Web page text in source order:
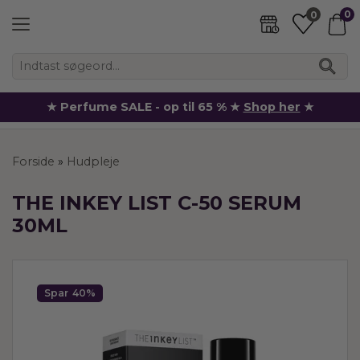
0 0
★ Perfume SALE - op til 65 % ★ Shop her ★
Forside » Hudpleje
THE INKEY LIST C-50 SERUM
30ML
Spar 40%